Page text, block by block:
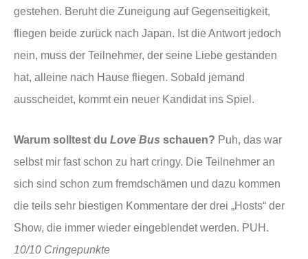
gestehen. Beruht die Zuneigung auf Gegenseitigkeit,
fliegen beide zurück nach Japan. Ist die Antwort jedoch
nein, muss der Teilnehmer, der seine Liebe gestanden
hat, alleine nach Hause fliegen. Sobald jemand
ausscheidet, kommt ein neuer Kandidat ins Spiel.
Warum solltest du Love Bus schauen? Puh, das war
selbst mir fast schon zu hart cringy. Die Teilnehmer an
sich sind schon zum fremdschämen und dazu kommen
die teils sehr biestigen Kommentare der drei „Hosts“ der
Show, die immer wieder eingeblendet werden. PUH.
10/10 Cringepunkte